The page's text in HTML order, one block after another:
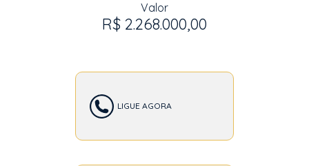
Valor
R$ 2.268.000,00
LIGUE AGORA